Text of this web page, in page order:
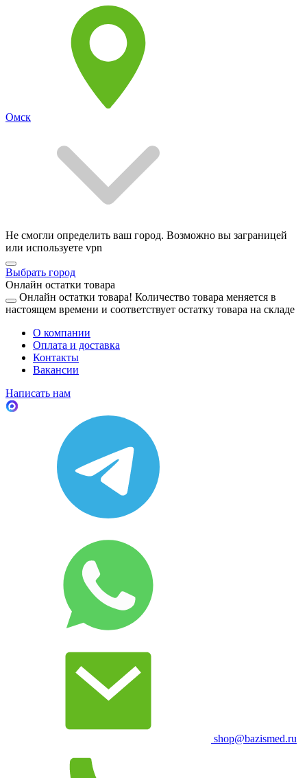
Омск
Не смогли определить ваш город. Возможно вы заграницей
или используете vpn
Выбрать город
Онлайн остатки товара
Онлайн остатки товара! Количество товара меняется в
настоящем времени и соответствует остатку товара на складе
О компании
Оплата и доставка
Контакты
Вакансии
Написать нам
shop@bazismed.ru